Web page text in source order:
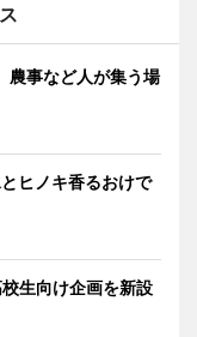
農事など人が集う場
ヒノキ香るおけで
生向け企画を新設